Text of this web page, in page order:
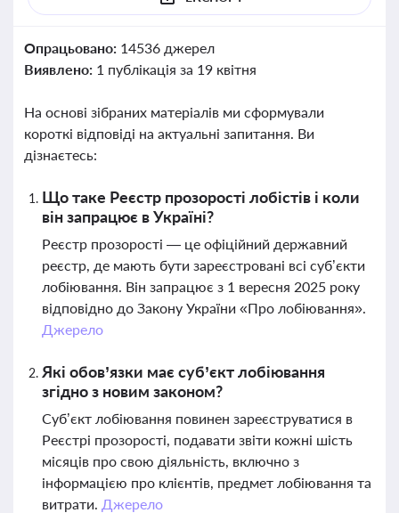
Опрацьовано: 14536 джерел
Виявлено: 1 публікація за 19 квітня
На основі зібраних матеріалів ми сформували
короткі відповіді на актуальні запитання. Ви
дізнаєтесь:
Що таке Реєстр прозорості лобістів і коли
він запрацює в Україні?
Реєстр прозорості — це офіційний державний
реєстр, де мають бути зареєстровані всі суб’єкти
лобіювання. Він запрацює з 1 вересня 2025 року
відповідно до Закону України «Про лобіювання».
Джерело
Які обов’язки має суб’єкт лобіювання
згідно з новим законом?
Суб’єкт лобіювання повинен зареєструватися в
Реєстрі прозорості, подавати звіти кожні шість
місяців про свою діяльність, включно з
інформацією про клієнтів, предмет лобіювання та
витрати. Джерело